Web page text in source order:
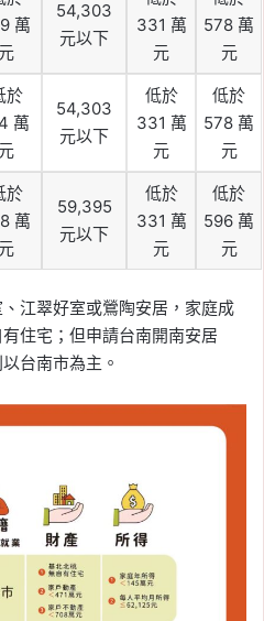
萬
54,303
元以下
331 萬
元
578 萬
元
於
萬
54,303
元以下
低於
331 萬
元
低於
578 萬
元
於
萬
59,395
元以下
低於
331 萬
元
低於
596 萬
元
江翠好室或鶯陶安居，家庭成
住宅；但申請台南開南安居
台南市為主。